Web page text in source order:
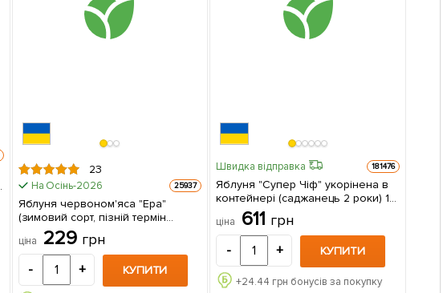
23
На Осінь-2026 25937
Яблуня червоном'яса "Ера"
(зимовий сорт, пізній термін
ціна 229 грн
- + КУПИТИ
Швидка відправка 181476
Яблуня "Супер Чіф" укорінена в
контейнері (саджанець 2 роки) 1
саджанець в упаковці
ціна 611 грн
- + КУПИТИ
+24.44 грн бонусів за покупку